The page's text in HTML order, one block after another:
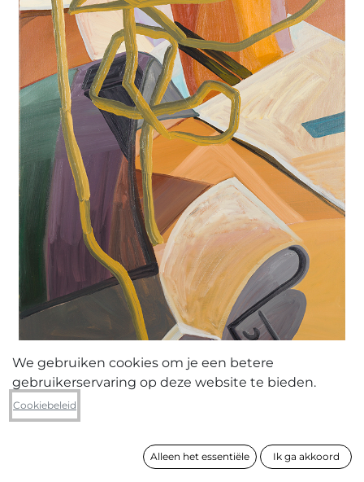
Elise Berkvens
Trust, patterns and the absence of
We gebruiken cookies om je een betere
gebruikerservaring op deze website te bieden.
Cookiebeleid
Alleen het essentiële Ik ga akkoord